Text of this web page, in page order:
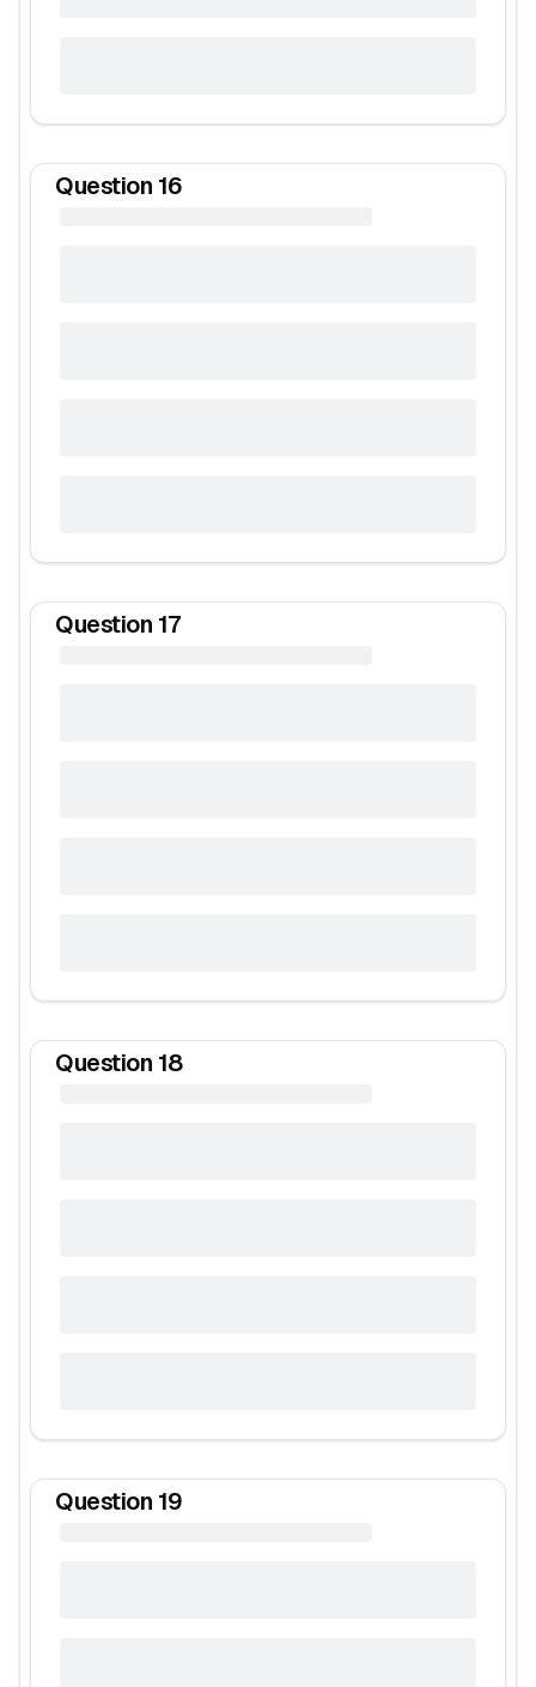
Question 16
Question 17
Question 18
Question 19